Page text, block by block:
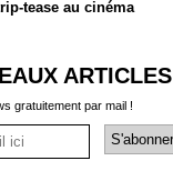
tease au cinéma
ARTICLES
gratuitement par mail !